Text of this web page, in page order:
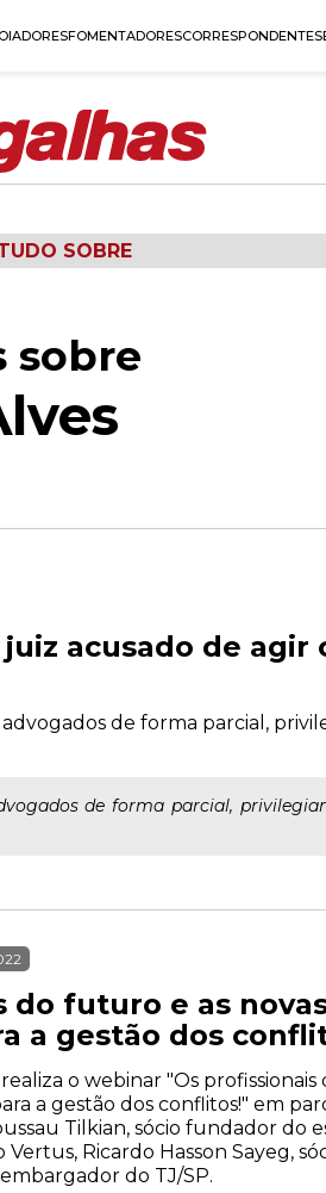
FOMENTADORESCORRESPONDENTES
SOBRE
sobre
acusado de agir
de forma parcial,
de forma parcial,
do futuro e as
a gestão dos
realiza o webinar "Os
a gestão dos conflitos!" em
Tilkian, sócio fundador do
Ricardo Hasson Sayeg,
do TJ/SP.